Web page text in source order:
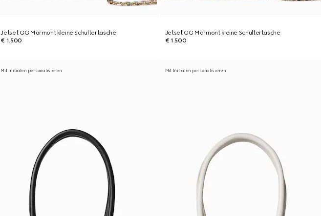
Jetset GG Marmont kleine Schultertasche
€ 1.500
Jetset GG Marmont kleine Schultertasche
€ 1.500
Mit Initialen personalisieren Mit Initialen personalisieren